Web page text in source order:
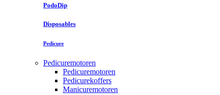
PodoDip
Disposables
Pedicure
Pedicuremotoren
Pedicuremotoren
Pedicurekoffers
Manicuremotoren